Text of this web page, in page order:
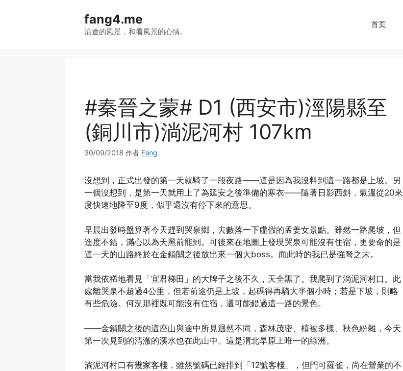
fang4.me
沿途的風景，和看風景的心情。
首页
#秦晉之蒙# D1 (西安市)涇陽縣至
(銅川市)淌泥河村 107km
30/09/2018 作者 Fang
沒想到，正式出發的第一天就騎了一段夜路——這是因為我沒料到這一路都是上坡。另
一個沒想到，是第一天就用上了為延安之後準備的寒衣——隨著日影西斜，氣溫從20來
度快速地降至9度，似乎還沒有停下來的意思。
早晨出發時盤算著今天趕到哭泉鄉，去數落一下虛假的孟姜女景點。雖然一路爬坡，但
進度不錯，滿心以為天黑前能到。可後來在地圖上發現哭泉可能沒有住宿，更要命的是
這一天的山路終於在金鎖關之後放出來一個大boss。而此時的我已是強弩之末。
當我依稀地看見「宜君梯田」的大牌子之後不久，天全黑了。我爬到了淌泥河村口。此
處離哭泉不超過4公里，但若前途仍是上坡，起碼得再騎大半個小時；若是下坡，則略
有些危險。何況那裡既可能沒有住宿，還可能錯過這一路的景色。
——金鎖關之後的這座山與途中所見迥然不同，森林茂密、植被多樣、秋色紛雜，今天
第一次見到的清澈的溪水也在此山中。這是渭北旱原上唯一的綠洲。
淌泥河村口有幾家客棧，雖然號碼已經排到「12號客棧」，但門可羅雀，尚在營業的不